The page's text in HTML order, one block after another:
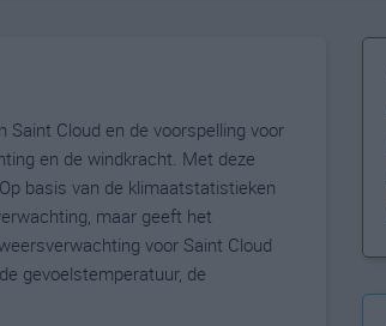
Cloud en de voorspelling voor
en de windkracht. Met deze
basis van de klimaatstatistieken
maar geeft het
voor Saint Cloud
gevoelstemperatuur, de